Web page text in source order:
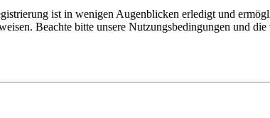
ist in wenigen Augenblicken erledigt und
Beachte bitte unsere Nutzungsbedingungen und